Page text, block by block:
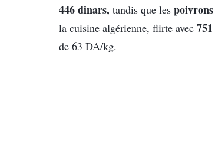
446 dinars, tandis que les poivrons
la cuisine algérienne, flirte avec 751
de 63 DA/kg.